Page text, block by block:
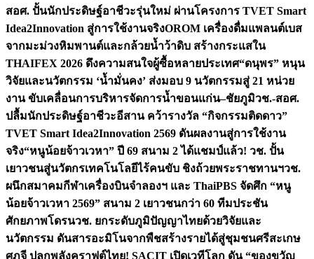
สอศ. ปั้นนักประดิษฐ์อาชีวะรุ่นใหม่ ผ่านโครงการ TVET Smart
Idea2Innovation สู่การใช้งานจริงOROM เครื่องดื่มแพลนต์เบส
จากมะม่วงหิมพานต์และกล้วยน้ำว้าดิบ สร้างกระแสใน
THAIFEX 2026 ดึงความสนใจผู้ซื้อหลายประเทศ“ดนุพร” หนุน
วิจัยและนวัตกรรม ‘น้ำมั่นคง’ ส่งมอบ 9 นวัตกรรมสู่ 21 หน่วย
งาน ขับเคลื่อนการบริหารจัดการน้ำขอนแก่น–ชัยภูมิวช.-สอศ.
ปลื้มนักประดิษฐ์อาชีวะอีสาน คว้ารางวัล “กิจกรรมติดดาว”
TVET Smart Idea2Innovation 2569 ดันผลงานสู่การใช้งาน
จริง“หนูน้อยจ้าวเวหา” ปี 69 สนาม 2 ได้แชมป์แล้ว! วช. ปั้น
เยาวชนสู่นวัตกรเทคโนโลยีไร้คนขับ ชิงถ้วยพระราชทานฯวช.
ผนึกสมาคมกีฬาเครื่องบินจำลองฯ และ ThaiPBS จัดศึก “หนู
น้อยจ้าวเวหา 2569” สนาม 2 เยาวชนกว่า 60 ทีมประชัน
ศักยภาพโดรนวช. ยกระดับภูมิปัญญาไทยด้วยวิจัยและ
นวัตกรรม ดันสารอะมิโนจากพืชสร้างรายได้สู่ชุมชนศรีสะเกษ
ศุภจี ปลุกพลังคราฟต์ไทย! SACIT เปิดเวทีโลก ดัน “ของขวัญ